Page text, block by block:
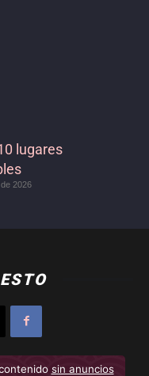
lugares
2026
sin anuncios